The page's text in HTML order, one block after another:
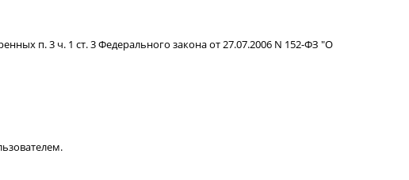
п. 3 ч. 1 ст. 3 Федерального закона от 27.07.2006 N 152-ФЗ "О